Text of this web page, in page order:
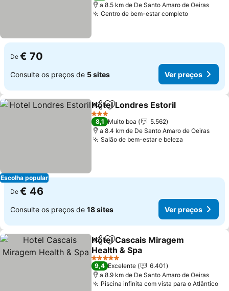
a 8.5 km de De Santo Amaro de Oeiras
Centro de bem-estar completoVer
De € 70
Consulte os preços de 5 sites Ver preços
Escolha popular
PartilharAdicionar aos favoritos
Hotel Londres Estoril
3 Estrelas
8,1 Muito boa
5.562
a 8.4 km de De Santo Amaro de Oeiras
Salão de bem-estar e beleza
De € 46
Consulte os preços de 18 sites Ver preços
PartilharAdicionar aos favoritos
Hotel Cascais Miragem
Health & Spa
Ver preços
5 Estrelas
9,4 Excelente
6.401
a 8.9 km de De Santo Amaro de Oeiras
Piscina infinita com vista para o Atlântico